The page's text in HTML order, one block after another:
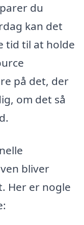
du
kan det
tid til at holde
på det, der
om det så
bliver
Her er nogle